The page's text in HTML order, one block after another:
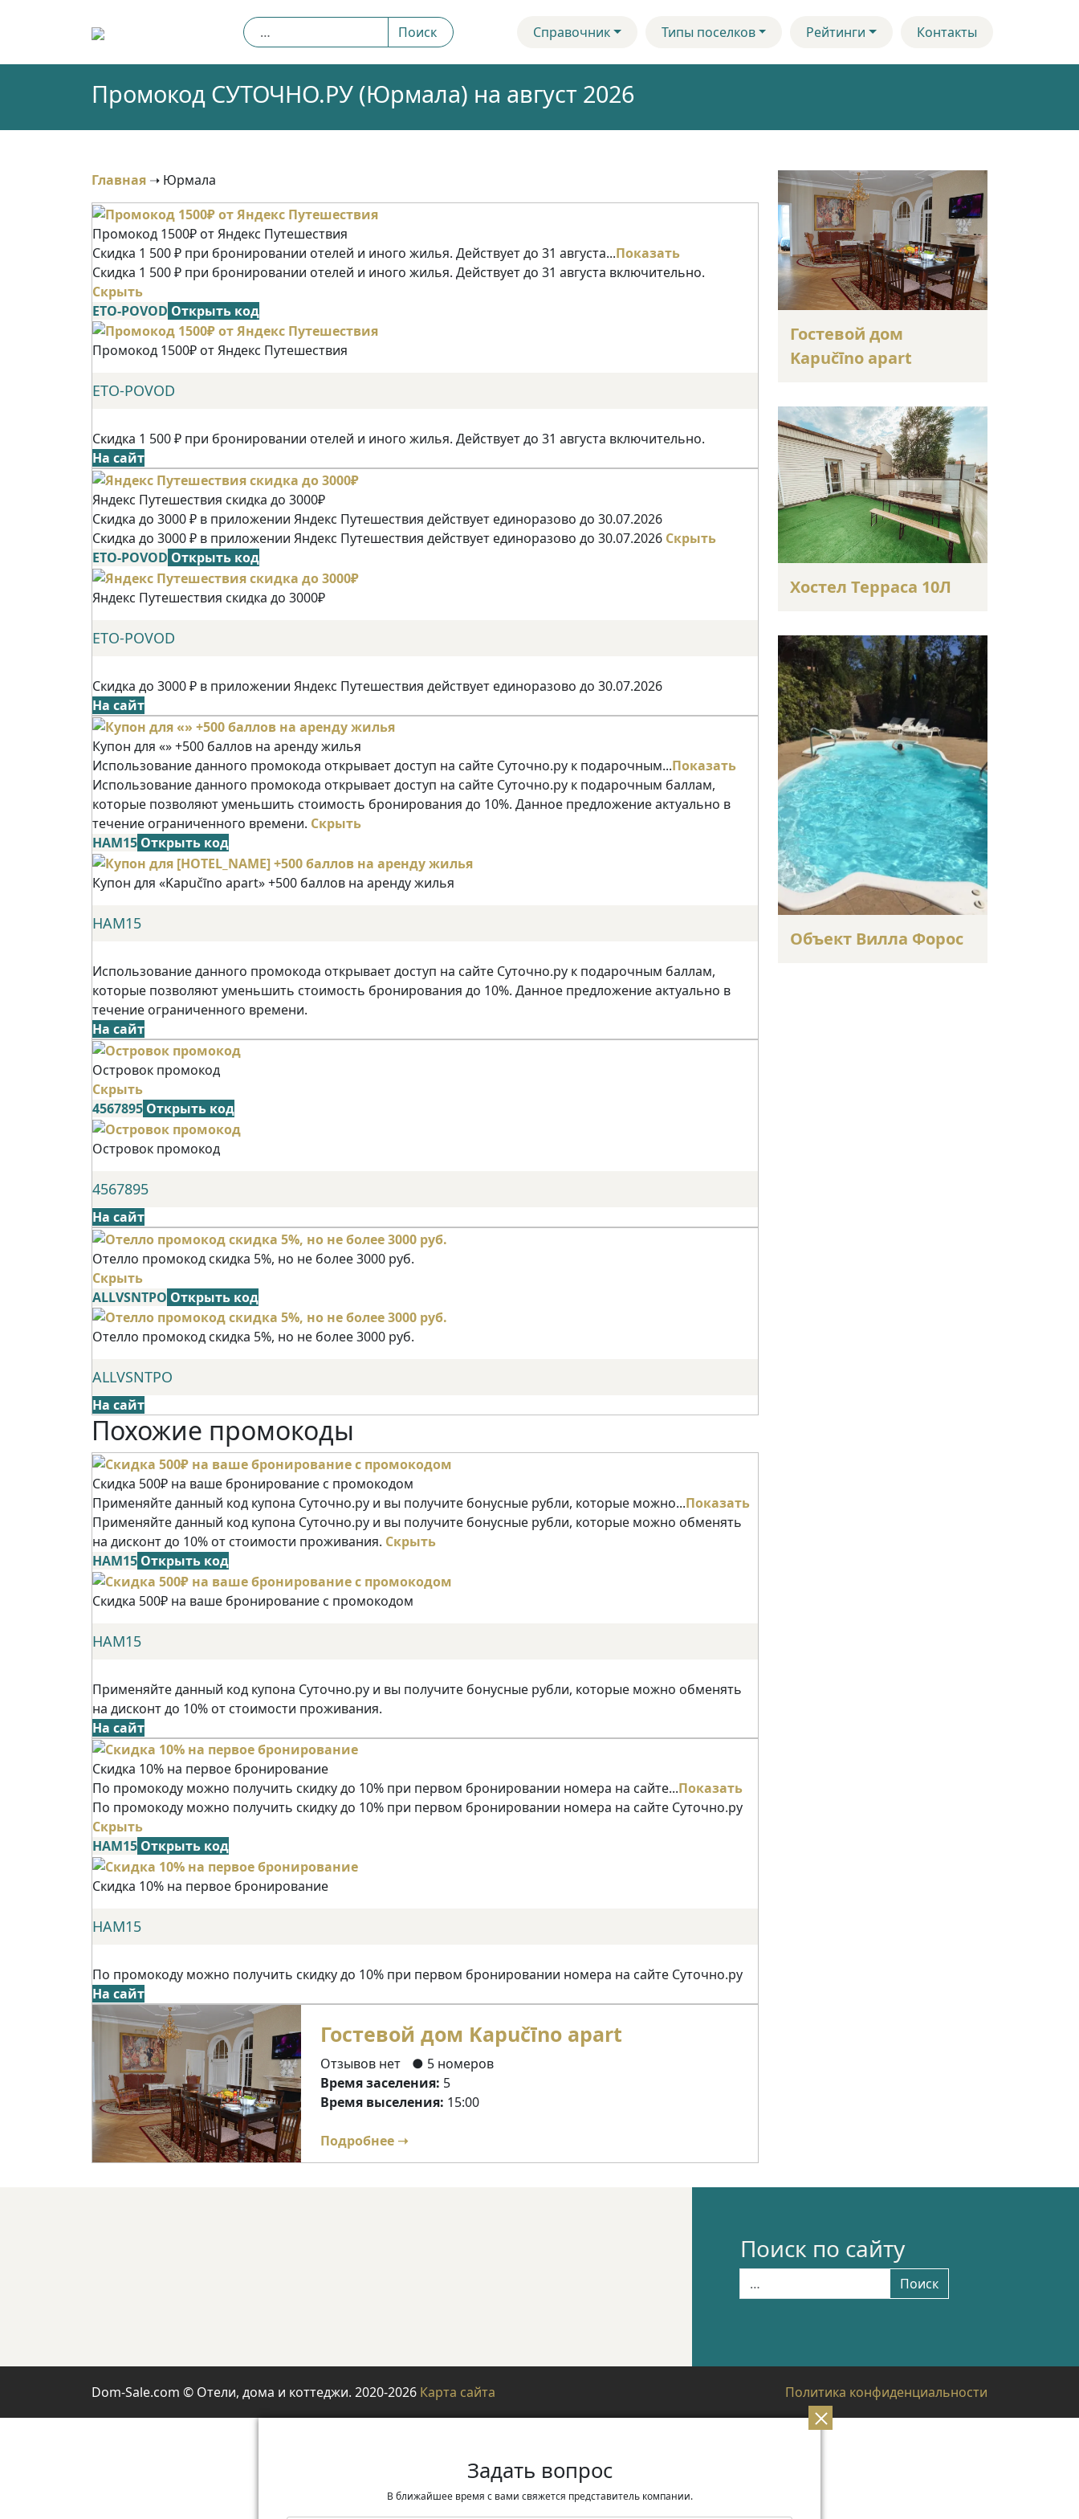
Найти: Поиск Справочник Типы поселков Рейтинги Контакты
Промокод СУТОЧНО.РУ (Юрмала) на август 2026
Главная ➝ Юрмала
Промокод 1500₽ от Яндекс Путешествия
Скидка 1 500 ₽ при бронировании отелей и иного жилья. Действует до 31 августа...Показать
Скидка 1 500 ₽ при бронировании отелей и иного жилья. Действует до 31 августа включительно.
Скрыть
ETO-POVOD Открыть код
Промокод 1500₽ от Яндекс Путешествия
ETO-POVOD
Скидка 1 500 ₽ при бронировании отелей и иного жилья. Действует до 31 августа включительно.
На сайт
Яндекс Путешествия скидка до 3000₽
Скидка до 3000 ₽ в приложении Яндекс Путешествия действует единоразово до 30.07.2026
Скидка до 3000 ₽ в приложении Яндекс Путешествия действует единоразово до 30.07.2026 Скрыть
ETO-POVOD Открыть код
Яндекс Путешествия скидка до 3000₽
ETO-POVOD
Скидка до 3000 ₽ в приложении Яндекс Путешествия действует единоразово до 30.07.2026
На сайт
Купон для «» +500 баллов на аренду жилья
Использование данного промокода открывает доступ на сайте Суточно.ру к подарочным...Показать
Использование данного промокода открывает доступ на сайте Суточно.ру к подарочным баллам,
которые позволяют уменьшить стоимость бронирования до 10%. Данное предложение актуально в
течение ограниченного времени. Скрыть
НАМ15 Открыть код
Купон для «Kapučīno apart» +500 баллов на аренду жилья
НАМ15
Использование данного промокода открывает доступ на сайте Суточно.ру к подарочным баллам,
которые позволяют уменьшить стоимость бронирования до 10%. Данное предложение актуально в
течение ограниченного времени.
На сайт
Островок промокод
Скрыть
4567895 Открыть код
Островок промокод
4567895
На сайт
Отелло промокод скидка 5%, но не более 3000 руб.
Скрыть
ALLVSNTPO Открыть код
Отелло промокод скидка 5%, но не более 3000 руб.
ALLVSNTPO
На сайт
Похожие промокоды
Скидка 500₽ на ваше бронирование с промокодом
Применяйте данный код купона Суточно.ру и вы получите бонусные рубли, которые можно...Показать
Применяйте данный код купона Суточно.ру и вы получите бонусные рубли, которые можно обменять
на дисконт до 10% от стоимости проживания. Скрыть
НАМ15 Открыть код
Скидка 500₽ на ваше бронирование с промокодом
НАМ15
Применяйте данный код купона Суточно.ру и вы получите бонусные рубли, которые можно обменять
на дисконт до 10% от стоимости проживания.
На сайт
Скидка 10% на первое бронирование
По промокоду можно получить скидку до 10% при первом бронировании номера на сайте...Показать
По промокоду можно получить скидку до 10% при первом бронировании номера на сайте Суточно.ру
Скрыть
НАМ15 Открыть код
Скидка 10% на первое бронирование
НАМ15
По промокоду можно получить скидку до 10% при первом бронировании номера на сайте Суточно.ру
На сайт
Гостевой дом Kapučīno apart
Отзывов нет
● 5 номеров
Время заселения: 5
Время выселения: 15:00
Подробнее ➝
Гостевой дом
Kapučīno apart
Хостел Терраса 10Л
Объект Вилла Форос
Поиск по сайту
Поиск
Dom-Sale.com © Отели, дома и коттеджи. 2020-2026 Карта сайта Политика конфиденциальности
Задать вопрос
В ближайшее время с вами свяжется представитель компании.